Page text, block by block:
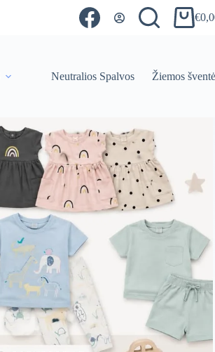
Shopping
€
Neutralios Spalvos Žiemos šventė